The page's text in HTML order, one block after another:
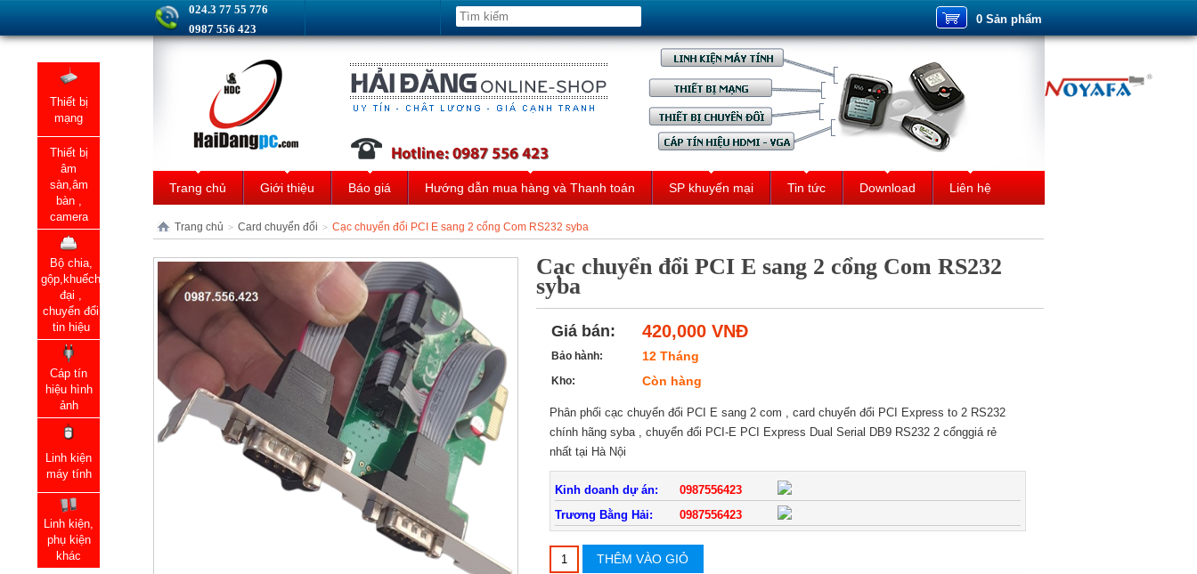
024.3 77 55 776
0987 556 423
0 Sản phẩm
Trang chủ Giới thiệu Báo giá Hướng dẫn mua hàng và Thanh toán SP khuyến mại Tin tức Download Liên hệ
Trang chủ > Card chuyển đổi > Cạc chuyển đổi PCI E sang 2 cổng Com RS232 syba
Cạc chuyển đổi PCI E sang 2 cổng Com RS232
syba
Giá bán: 420,000 VNĐ
Bảo hành: 12 Tháng
Kho: Còn hàng
Phân phối cạc chuyển đổi PCI E sang 2 com , card chuyển đổi PCI Express to 2 RS232
chính hãng syba , chuyển đổi PCI-E PCI Express Dual Serial DB9 RS232 2 cổnggiá rẻ
nhất tại Hà Nội
Kinh doanh dự án:
0987556423
Trương Bằng Hải:
0987556423
THÊM VÀO GIỎ
Thiết bị
mạng
Thiết bị
âm
sàn,âm
bàn ,
camera
Bộ chia,
gộp,khuếch
đại ,
chuyển đổi
tin hiệu
Cáp tín
hiệu hình
ảnh
Linh kiện
máy tính
Linh kiện,
phụ kiện
khác